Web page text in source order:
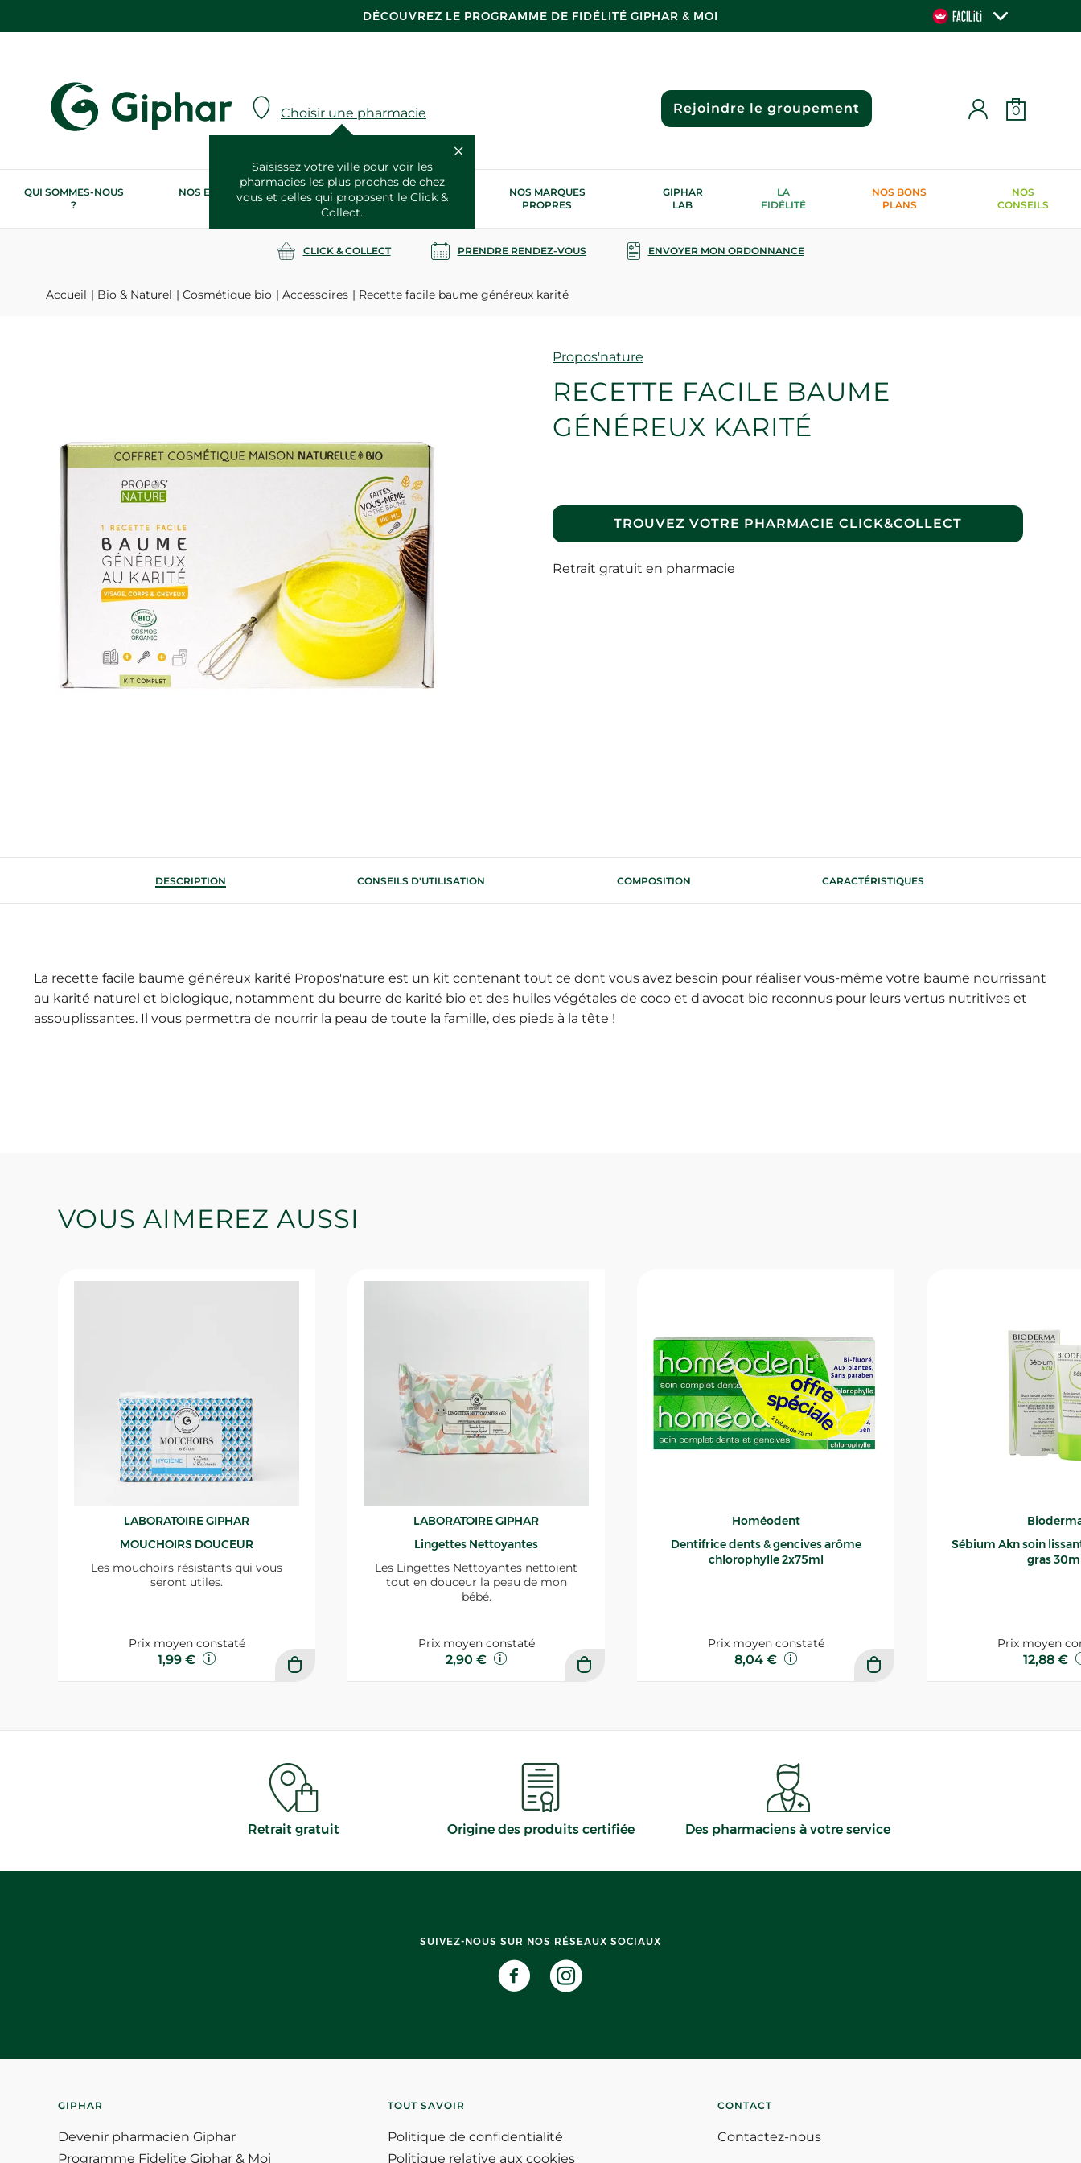
DÉCOUVREZ LE PROGRAMME DE FIDÉLITÉ GIPHAR & MOI
Choisir une pharmacie
Saisissez votre ville pour voir les
pharmacies les plus proches de chez
vous et celles qui proposent le Click &
Collect.
Rejoindre le groupement 0
QUI SOMMES-NOUS
?
NOS ENGAGEMENTS
RSE
NOS SERVICES
SANTÉ
NOS MARQUES
PROPRES
GIPHAR
LAB
LA
FIDÉLITÉ
NOS BONS
PLANS
NOS
CONSEILS
CLICK & COLLECT PRENDRE RENDEZ-VOUS ENVOYER MON ORDONNANCE
Accueil Bio & Naturel Cosmétique bio Accessoires Recette facile baume généreux karité
Marque
Propos'nature
RECETTE FACILE BAUME
GÉNÉREUX KARITÉ
TROUVEZ VOTRE PHARMACIE CLICK&COLLECT
Retrait gratuit en pharmacie
DESCRIPTION CONSEILS D'UTILISATION COMPOSITION CARACTÉRISTIQUES
La recette facile baume généreux karité Propos'nature est un kit contenant tout ce dont vous avez besoin pour réaliser vous-même votre baume nourrissant
au karité naturel et biologique, notamment du beurre de karité bio et des huiles végétales de coco et d'avocat bio reconnus pour leurs vertus nutritives et
assouplissantes. Il vous permettra de nourrir la peau de toute la famille, des pieds à la tête !
VOUS AIMEREZ AUSSI
LABORATOIRE GIPHAR
MOUCHOIRS DOUCEUR
Les mouchoirs résistants qui vous
seront utiles.
Prix moyen constaté
1,99 €
LABORATOIRE GIPHAR
Lingettes Nettoyantes
Les Lingettes Nettoyantes nettoient
tout en douceur la peau de mon
bébé.
Prix moyen constaté
2,90 €
Homéodent
Dentifrice dents & gencives arôme
chlorophylle 2x75ml
Prix moyen constaté
8,04 €
Sébium Akn soin lissant
gras
Prix moyen
12,88 €
Retrait gratuit Origine des produits certifiée Des pharmaciens à votre service
SUIVEZ-NOUS SUR NOS RÉSEAUX SOCIAUX
GIPHAR
Devenir pharmacien Giphar
Programme Fidelite Giphar & Moi
TOUT SAVOIR
Politique de confidentialité
Politique relative aux cookies
CONTACT
Contactez-nous